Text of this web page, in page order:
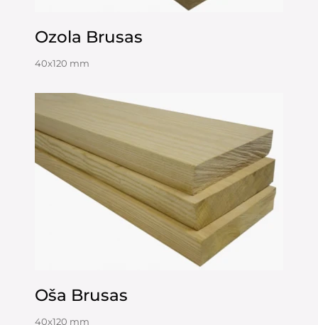
Ozola Brusas
40x120 mm
Oša Brusas
40x120 mm